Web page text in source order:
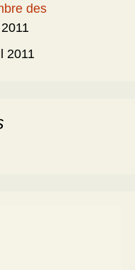
des
2011